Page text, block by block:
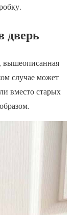
дверь
вышеописанная
случае может
вместо старых